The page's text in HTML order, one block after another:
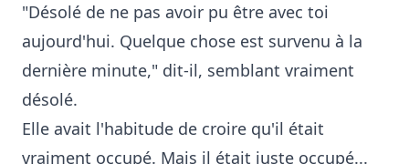
"Désolé de ne pas avoir pu être avec toi
aujourd'hui. Quelque chose est survenu à la
dernière minute," dit-il, semblant vraiment
désolé.
Elle avait l'habitude de croire qu'il était
vraiment occupé. Mais il était juste occupé...